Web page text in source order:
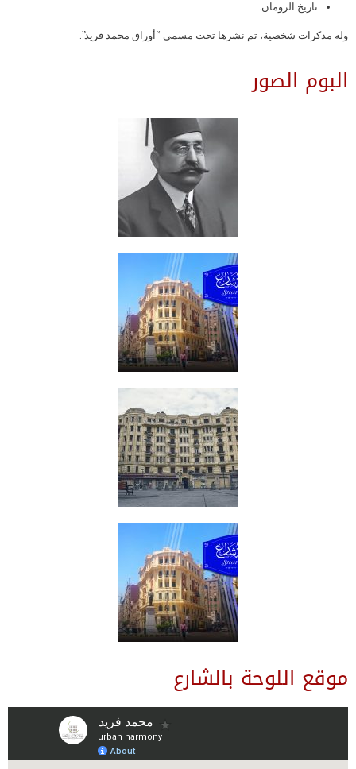
تاريخ الرومان.
وله مذكرات شخصية، تم نشرها تحت مسمى “أوراق محمد فريد”.
البوم الصور
موقع اللوحة بالشارع